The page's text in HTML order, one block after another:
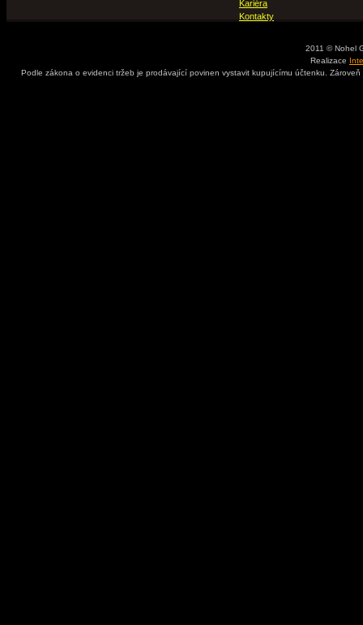
Kariéra
Kontakty
2011 © Nohel
Realizace
Podle zákona o evidenci tržeb je prodávající povinen vystavit kupujícímu účtenku.